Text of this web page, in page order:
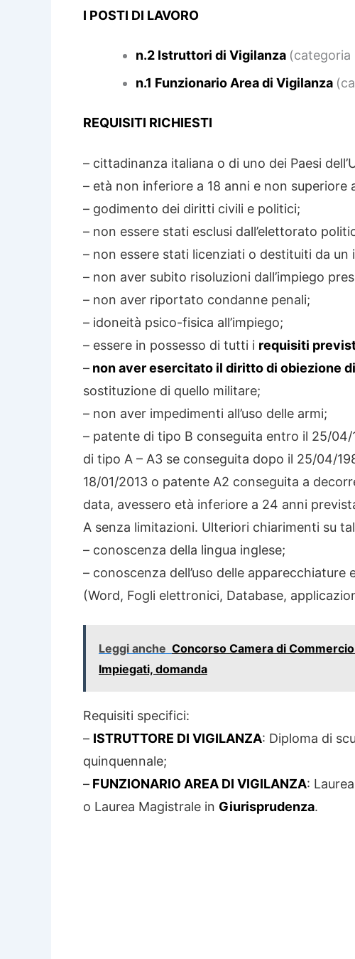
I POSTI DI LAVORO
n.2 Istruttori di Vigilanza (categoria
n.1 Funzionario Area di Vigilanza
REQUISITI RICHIESTI
– cittadinanza italiana o di uno dei Paesi
– età non inferiore a 18 anni e non superiore
– godimento dei diritti civili e politici;
– non essere stati esclusi dall’elettorato
– non essere stati licenziati o destituiti da un
– non aver subito risoluzioni dall’impiego
– non aver riportato condanne penali;
– idoneità psico-fisica all’impiego;
– essere in possesso di tutti i requisiti
– non aver esercitato il diritto di obiezione
sostituzione di quello militare;
– non aver impedimenti all’uso delle armi;
– patente di tipo B conseguita entro il 25/
di tipo A – A3 se conseguita dopo il 25/04/
18/01/2013 o patente A2 conseguita a
data, avessero età inferiore a 24 anni
A senza limitazioni. Ulteriori chiarimenti su
– conoscenza della lingua inglese;
– conoscenza dell’uso delle
(Word, Fogli elettronici, Database,
Leggi anche Concorso Camera di
Impiegati, domanda
Requisiti specifici:
– ISTRUTTORE DI VIGILANZA: Diploma di
quinquennale;
– FUNZIONARIO AREA DI VIGILANZA:
o Laurea Magistrale in Giurisprudenza.